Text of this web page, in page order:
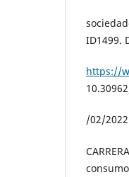
ID1499.
https://
/02/